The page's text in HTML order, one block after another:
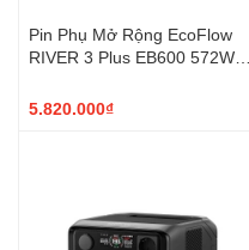
Pin Phụ Mở Rộng EcoFlow
RIVER 3 Plus EB600 572Wh
5.820.000₫